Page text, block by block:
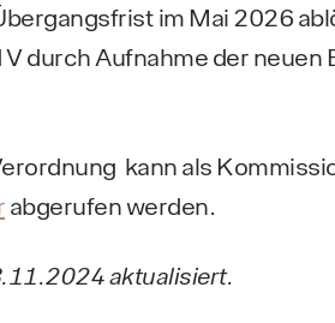
im Mai 2026
durch Aufnahme der
kann als
abgerufen werden.
aktualisiert.